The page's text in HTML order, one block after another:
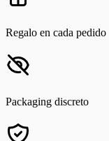
Regalo en cada pedido
Packaging discreto